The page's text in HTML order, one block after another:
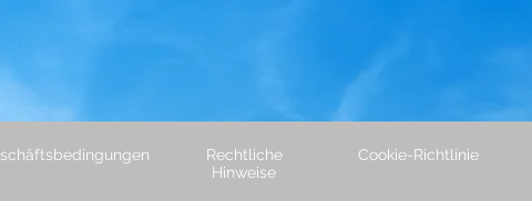
Rechtliche
Hinweise
Cookie-Richtlinie